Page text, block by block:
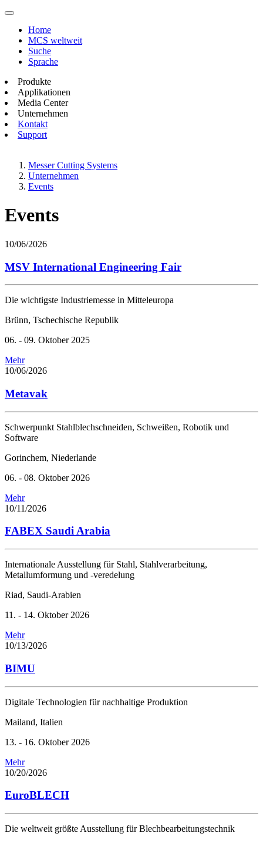
Home
MCS weltweit
Suche
Sprache
Produkte
Applikationen
Media Center
Unternehmen
Kontakt
Support
Messer Cutting Systems
Unternehmen
Events
Events
10/06/2026
MSV International Engineering Fair
Die wichtigste Industriemesse in Mitteleuropa
Brünn, Tschechische Republik
06. - 09. Oktober 2025
Mehr
10/06/2026
Metavak
Schwerpunkt Stahlblechschneiden, Schweißen, Robotik und
Software
Gorinchem, Niederlande
06. - 08. Oktober 2026
Mehr
10/11/2026
FABEX Saudi Arabia
Internationale Ausstellung für Stahl, Stahlverarbeitung,
Metallumformung und -veredelung
Riad, Saudi-Arabien
11. - 14. Oktober 2026
Mehr
10/13/2026
BIMU
Digitale Technologien für nachhaltige Produktion
Mailand, Italien
13. - 16. Oktober 2026
Mehr
10/20/2026
EuroBLECH
Die weltweit größte Ausstellung für Blechbearbeitungstechnik